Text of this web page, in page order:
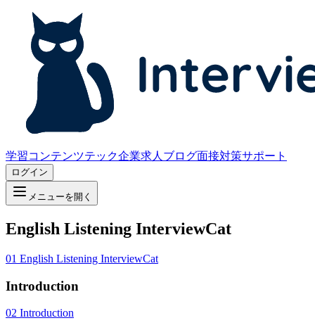
学習コンテンツテック企業求人 ブログ面接対策サポート
ログイン
メニューを開く
English Listening InterviewCat
01 English Listening InterviewCat
Introduction
02 Introduction